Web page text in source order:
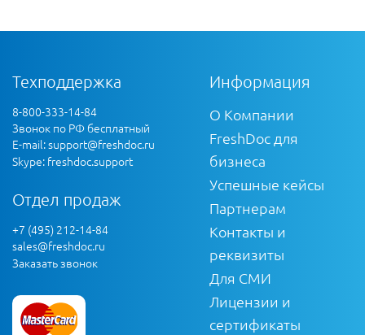
Техподдержка
8-800-333-14-84
Звонок по РФ бесплатный
E-mail:support@freshdoc.ru
Skype: freshdoc.support
Отдел продаж
+7 (495) 212-14-84
sales@freshdoc.ru
Заказать звонок
Информация
О Компании
FreshDoc для
бизнеса
Успешные кейсы
Партнерам
Контакты и
реквизиты
Для СМИ
Лицензии и
сертификаты